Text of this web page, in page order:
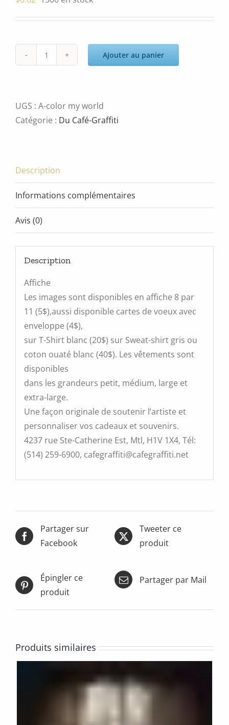
quantité
Ajouter au panier
UGS : A-color my world
Catégorie : Du Café-Graffiti
Description
Informations complémentaires
Avis (0)
Description
Affiche
Les images sont disponibles en affiche 8 par
11 (5$),aussi disponible cartes de voeux avec
enveloppe (4$),
sur T-Shirt blanc (20$) sur Sweat-shirt gris ou
coton ouaté blanc (40$). Les vêtements sont
disponibles
dans les grandeurs petit, médium, large et
extra-large.
Une façon originale de soutenir l’artiste et
personnaliser vos cadeaux et souvenirs.
4237 rue Ste-Catherine Est, Mtl, H1V 1X4, Tél:
(514) 259-6900, cafegraffiti@cafegraffiti.net
Partager sur
Facebook
Tweeter ce
produit
Épingler ce
produit
Partager par Mail
Produits similaires